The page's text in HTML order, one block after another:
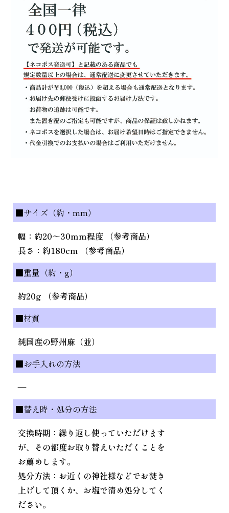
■サイズ（約・mm）
幅：約20～30mm程度 （参考商品）
長さ：約180cm （参考商品）
■重量（約・g）
約20g （参考商品）
■材質
純国産の野州麻（並）
■お手入れの方法
—
■替え時・処分の方法
交換時期：繰り返し使っていただけます
が、その都度お取り替えいただくことを
お薦めします。
処分方法：お近くの神社様などでお焚き
上げして頂くか、お塩で清め処分してく
ださい。